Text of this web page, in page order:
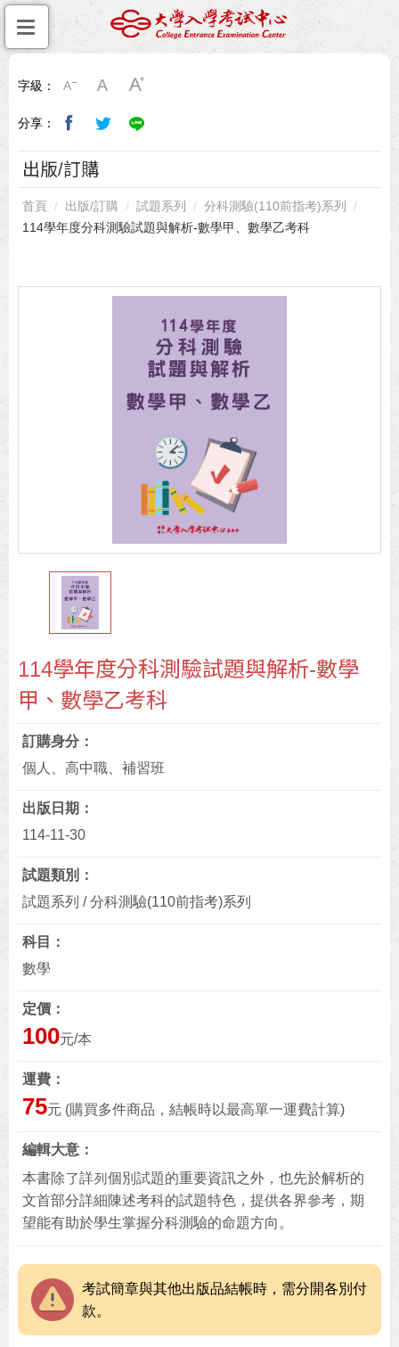
字級：
分享：
出版/訂購
首頁 出版/訂購 試題系列
分科測驗(110前指考)系列
114學年度分科測驗試題與解析-數學甲、數學乙考科
114學年度分科測驗試題與解析-數學
甲、數學乙考科
訂購身分
個人、高中職、補習班
出版日期
114-11-30
試題類別
試題系列 / 分科測驗(110前指考)系列
科目
數學
定價
100元/本
運費
75元 (購買多件商品，結帳時以最高單一運費計算)
編輯大意
本書除了詳列個別試題的重要資訊之外，也先於解析的
文首部分詳細陳述考科的試題特色，提供各界參考，期
望能有助於學生掌握分科測驗的命題方向。
考試簡章與其他出版品結帳時，需分開各別付
款。